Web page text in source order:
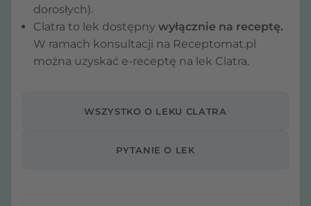
dorosłych).
Clatra to lek dostępny wyłącznie na receptę.
W ramach konsultacji na Receptomat.pl
można uzyskać e-receptę na lek Clatra.
WSZYSTKO O LEKU CLATRA
PYTANIE O LEK